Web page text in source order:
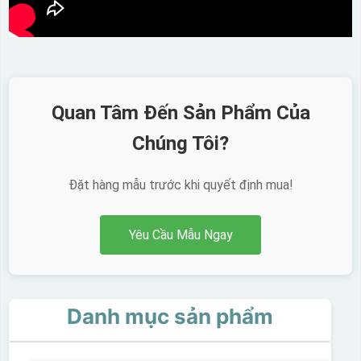
Quan Tâm Đến Sản Phẩm Của
Chúng Tôi?
Đặt hàng mẫu trước khi quyết định mua!
Yêu Cầu Mẫu Ngay
Danh mục sản phẩm